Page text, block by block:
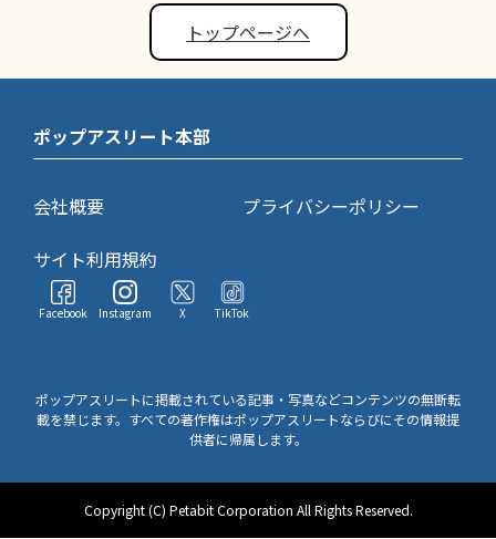
トップページへ
ポップアスリート本部
会社概要
プライバシーポリシー
サイト利用規約
Facebook Instagram X TikTok
ポップアスリートに掲載されている記事・写真などコンテンツの無断転
載を禁じます。すべての著作権はポップアスリートならびにその情報提
供者に帰属します。
Copyright (C) Petabit Corporation All Rights Reserved.